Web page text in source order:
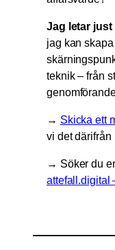
Jag letar just
jag kan
teknik – från
→ Skicka ett
vi det därifrån
→ Söker du
attefall.digital